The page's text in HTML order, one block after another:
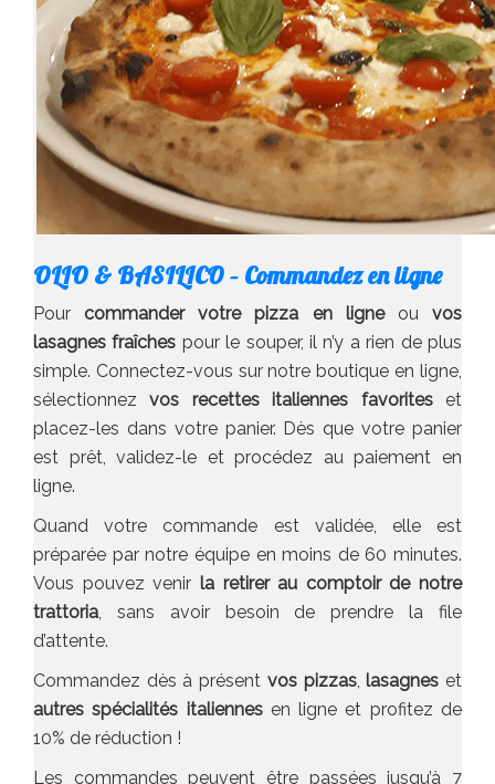
OLIO & BASILICO – Commandez en ligne
Pour commander votre pizza en ligneouvos
lasagnes fraîches pour le souper, il n’y a rien de plus
simple. Connectez-vous sur notre boutique en ligne,
sélectionnezvos recettes italiennes favoriteset
placez-les dans votre panier. Dès que votre panier
est prêt, validez-le et procédez au paiement en
ligne.
Quand votre commande est validée, elle est
préparée par notre équipe en moins de 60 minutes.
Vous pouvez venir la retirer au comptoir de notre
trattoria, sans avoir besoin de prendre la file
d’attente.
Commandez dès à présent vos pizzas,lasagnes et
autres spécialités italiennesen ligne et profitez de
10% de réduction !
Les commandes peuvent être passées jusqu’à 7